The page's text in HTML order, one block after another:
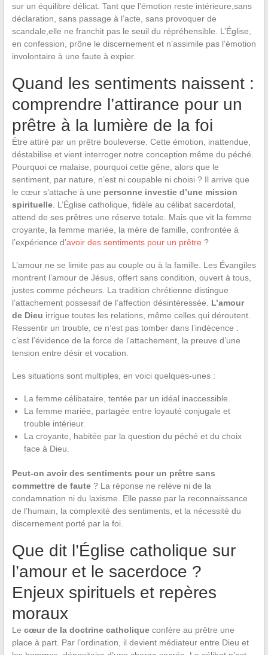
sur un équilibre délicat. Tant que l’émotion reste intérieure,sans
déclaration, sans passage à l’acte, sans provoquer de
scandale,elle ne franchit pas le seuil du répréhensible. L’Église,
en confession, prône le discernement et n’assimile pas l’émotion
involontaire à une faute à expier.
Quand les sentiments naissent :
comprendre l’attirance pour un
prêtre à la lumière de la foi
Être attiré par un prêtre bouleverse. Cette émotion, inattendue,
déstabilise et vient interroger notre conception même du péché.
Pourquoi ce malaise, pourquoi cette gêne, alors que le
sentiment, par nature, n’est ni coupable ni choisi ? Il arrive que
le cœur s’attache à une personne investie d’une mission
spirituelle. L’Église catholique, fidèle au célibat sacerdotal,
attend de ses prêtres une réserve totale. Mais que vit la femme
croyante, la femme mariée, la mère de famille, confrontée à
l’expérience d’avoir des sentiments pour un prêtre ?
L’amour ne se limite pas au couple ou à la famille. Les Évangiles
montrent l’amour de Jésus, offert sans condition, ouvert à tous,
justes comme pécheurs. La tradition chrétienne distingue
l’attachement possessif de l’affection désintéressée. L’amour
de Dieu irrigue toutes les relations, même celles qui déroutent.
Ressentir un trouble, ce n’est pas tomber dans l’indécence :
c’est l’évidence de la force de l’attachement, la preuve d’une
tension entre désir et vocation.
Les situations sont multiples, en voici quelques-unes :
La femme célibataire, tentée par un idéal inaccessible.
La femme mariée, partagée entre loyauté conjugale et
trouble intérieur.
La croyante, habitée par la question du péché et du choix
face à Dieu.
Peut-on avoir des sentiments pour un prêtre sans
commettre de faute? La réponse ne relève ni de la
condamnation ni du laxisme. Elle passe par la reconnaissance
de l’humain, la complexité des sentiments, et la nécessité du
discernement porté par la foi.
Que dit l’Église catholique sur
l’amour et le sacerdoce ?
Enjeux spirituels et repères
moraux
Le cœur de la doctrine catholiqueconfère au prêtre une
place à part. Par l’ordination, il devient médiateur entre Dieu et